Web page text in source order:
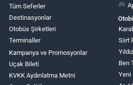
Tüm Seferler
Destinasyonlar
Otobüs Şirketleri
Terminaller
Kampanya ve Promosyonlar
Uçak Bileti
KVKK Aydınlatma Metni
Siirt
Ben
Yeni